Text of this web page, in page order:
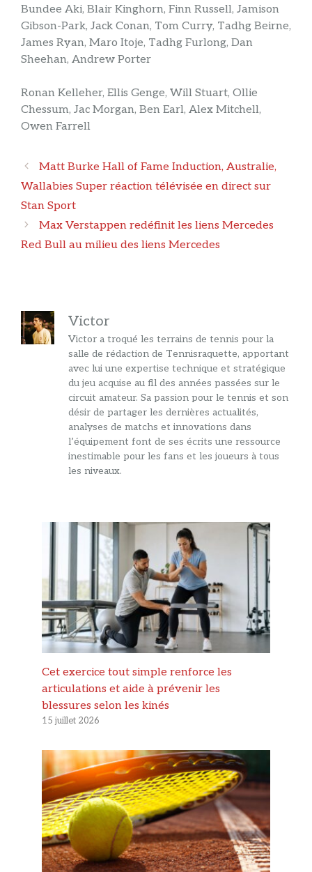
Bundee Aki, Blair Kinghorn, Finn Russell, Jamison
Gibson-Park, Jack Conan, Tom Curry, Tadhg Beirne,
James Ryan, Maro Itoje, Tadhg Furlong, Dan
Sheehan, Andrew Porter
Ronan Kelleher, Ellis Genge, Will Stuart, Ollie
Chessum, Jac Morgan, Ben Earl, Alex Mitchell,
Owen Farrell
Navigation
des
Matt Burke Hall of Fame Induction, Australie,
Wallabies Super réaction télévisée en direct sur
Stan Sport
Max Verstappen redéfinit les liens Mercedes
Red Bull au milieu des liens Mercedes
Victor
Victor a troqué les terrains de tennis pour la
salle de rédaction de Tennisraquette, apportant
avec lui une expertise technique et stratégique
du jeu acquise au fil des années passées sur le
circuit amateur. Sa passion pour le tennis et son
désir de partager les dernières actualités,
analyses de matchs et innovations dans
l’équipement font de ses écrits une ressource
inestimable pour les fans et les joueurs à tous
les niveaux.
Cet exercice tout simple renforce les
articulations et aide à prévenir les
blessures selon les kinés
15 juillet 2026